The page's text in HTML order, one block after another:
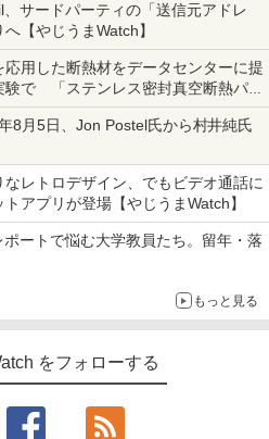
サードパーティの「送信元アドレ
【やじうまWatch】
用した断熱材をデータセンターに提
験で 「ステンレス密封真空断熱パネ
8月5日、Jon Postel氏から村井純氏
レトロデザイン、でもビデオ通話に
アプリが登場【やじうまWatch】
ートで悩む大学教員たち。留年・落
もっと見る
をフォローする